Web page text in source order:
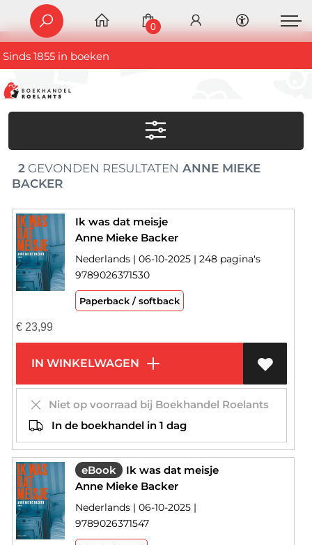
Sinds 1855 in boeken
0
2GEVONDEN RESULTATEN ANNE MIEKE
BACKER
Ik was dat meisje
Anne Mieke Backer
Nederlands | 06-10-2025 | 248 pagina's
9789026371530
Paperback / softback
€23,99
IN WINKELWAGEN
Niet op voorraad bij Boekhandel Roelants
In de boekhandel in 1 dag
eBook
Ik was dat meisje
Anne Mieke Backer
Nederlands | 06-10-2025 |
9789026371547